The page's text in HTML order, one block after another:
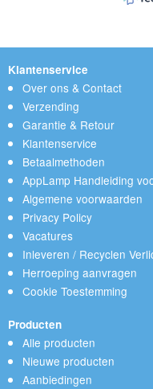
Klantenservice
Over ons & Contact
Verzending
Garantie & Retour
Klantenservice
Betaalmethoden
AppLamp Handleiding
Algemene voorwaarden
Privacy Policy
Vacatures
Inleveren / Recyclen
Herroeping aanvragen
Cookie Toestemming
Producten
Alle producten
Nieuwe producten
Aanbiedingen